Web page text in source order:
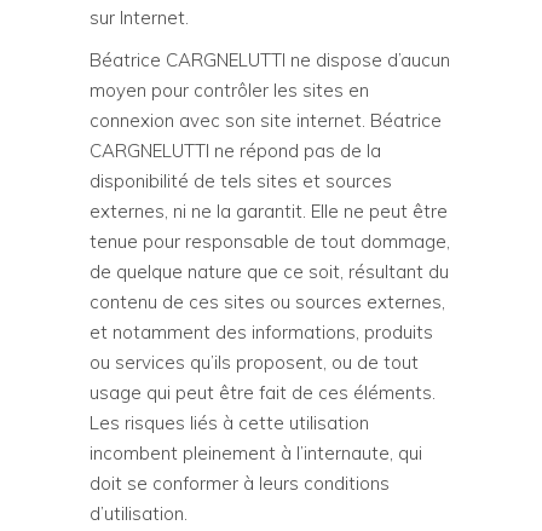
sur Internet.
Béatrice CARGNELUTTI ne dispose d’aucun
moyen pour contrôler les sites en
connexion avec son site internet. Béatrice
CARGNELUTTI ne répond pas de la
disponibilité de tels sites et sources
externes, ni ne la garantit. Elle ne peut être
tenue pour responsable de tout dommage,
de quelque nature que ce soit, résultant du
contenu de ces sites ou sources externes,
et notamment des informations, produits
ou services qu’ils proposent, ou de tout
usage qui peut être fait de ces éléments.
Les risques liés à cette utilisation
incombent pleinement à l’internaute, qui
doit se conformer à leurs conditions
d’utilisation.